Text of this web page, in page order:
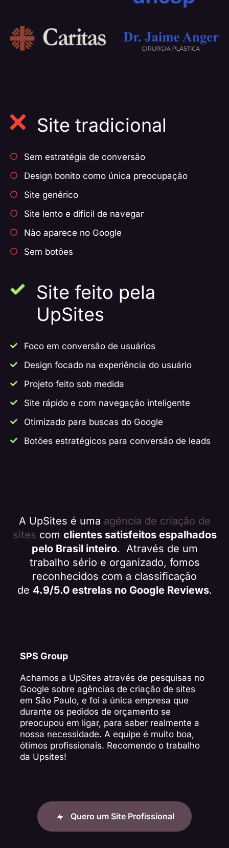
Site tradicional
Sem estratégia de conversão
Design bonito como única preocupação
Site genérico
Site lento e difícil de navegar
Não aparece no Google
Sem botões
Site feito pela
UpSites
Foco em conversão de usuários
Design focado na experiência do usuário
Projeto feito sob medida
Site rápido e com navegação inteligente
Otimizado para buscas do Google
Botões estratégicos para conversão de leads
A UpSites é uma agência de criação de
sites com clientes satisfeitos espalhados
pelo Brasil inteiro. Através de um
trabalho sério e organizado, fomos
reconhecidos com a classificação
de 4.9/5.0 estrelas no Google Reviews.
SPS Group
Achamos a UpSites através de pesquisas no
Google sobre agências de criação de sites
em São Paulo, e foi a única empresa que
durante os pedidos de orçamento se
preocupou em ligar, para saber realmente a
nossa necessidade. A equipe é muito boa,
ótimos profissionais. Recomendo o trabalho
da Upsites!
Quero um Site Profissional